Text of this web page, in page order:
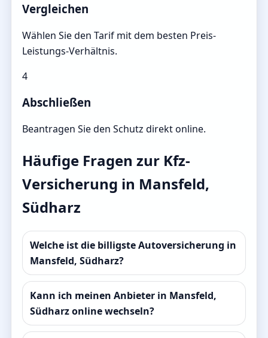
Vergleichen
Wählen Sie den Tarif mit dem besten Preis-
Leistungs-Verhältnis.
4
Abschließen
Beantragen Sie den Schutz direkt online.
Häufige Fragen zur Kfz-
Versicherung in Mansfeld,
Südharz
Welche ist die billigste Autoversicherung in
Mansfeld, Südharz?
Kann ich meinen Anbieter in Mansfeld,
Südharz online wechseln?